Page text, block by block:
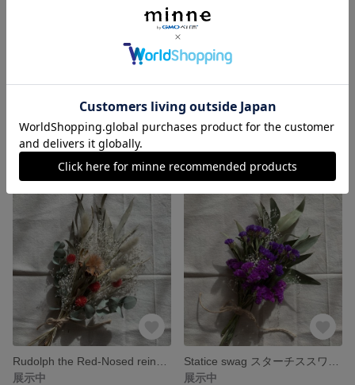
しめ縄ドライフラワー new year shimenawa お正月しめ縄 ドライフラワー
展示中
new year shimenawa お正月しめ縄 ドライフラワー
展示中
展示中